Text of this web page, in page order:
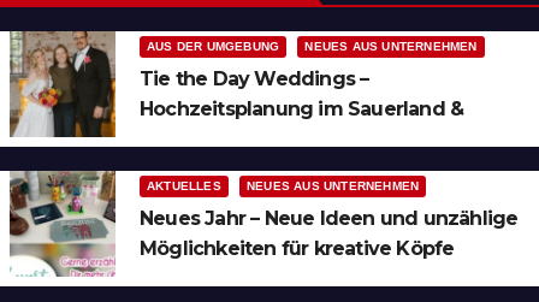
AUS DER UMGEBUNG NEUES AUS UNTERNEHMEN
Tie the Day Weddings –
Hochzeitsplanung im Sauerland &
AKTUELLES NEUES AUS UNTERNEHMEN
Neues Jahr – Neue Ideen und unzählige
Möglichkeiten für kreative Köpfe